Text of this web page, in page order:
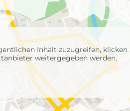
Inhalt zuzugreifen, klicken
weitergegeben werden.